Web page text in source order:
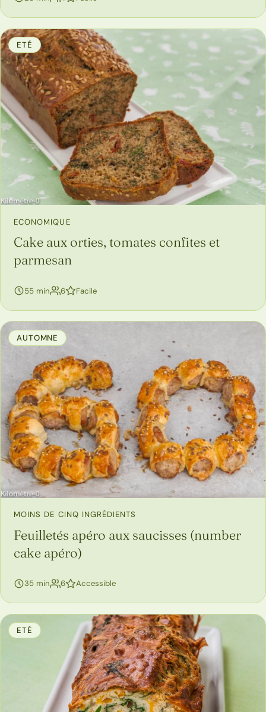
ETÉ
ECONOMIQUE
Cake aux orties, tomates confites et
parmesan
55 min 6personnes
Facile
AUTOMNE
MOINS DE CINQ INGRÉDIENTS
Feuilletés apéro aux saucisses (number
cake apéro)
35 min 6personnes
Accessible
ETÉ